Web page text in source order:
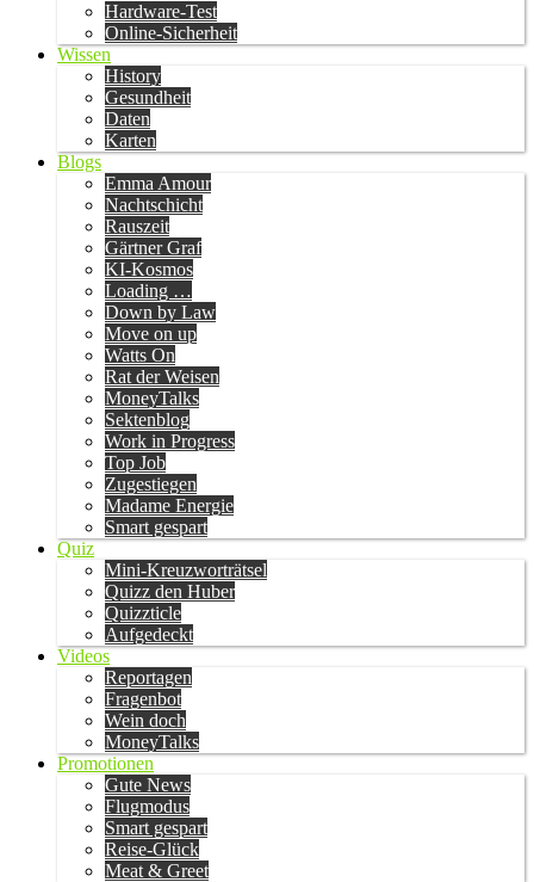
Hardware-Test
Online-Sicherheit
Wissen
History
Gesundheit
Daten
Karten
Blogs
Emma Amour
Nachtschicht
Rauszeit
Gärtner Graf
KI-Kosmos
Loading …
Down by Law
Move on up
Watts On
Rat der Weisen
MoneyTalks
Sektenblog
Work in Progress
Top Job
Zugestiegen
Madame Energie
Smart gespart
Quiz
Mini-Kreuzworträtsel
Quizz den Huber
Quizzticle
Aufgedeckt
Videos
Reportagen
Fragenbot
Wein doch
MoneyTalks
Promotionen
Gute News
Flugmodus
Smart gespart
Reise-Glück
Meat & Greet